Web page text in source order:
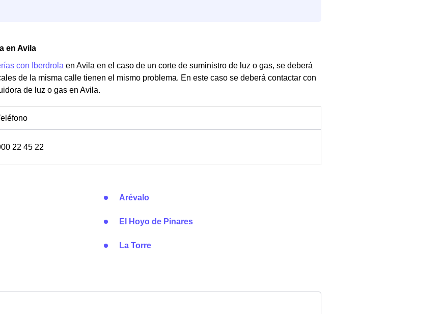
en Avila
con Iberdrola en Avila en el caso de un corte de suministro de luz o gas, se deberá
de la misma calle tienen el mismo problema. En este caso se deberá contactar con
de luz o gas en Avila.
22 45 22
Arévalo
El Hoyo de Pinares
La Torre